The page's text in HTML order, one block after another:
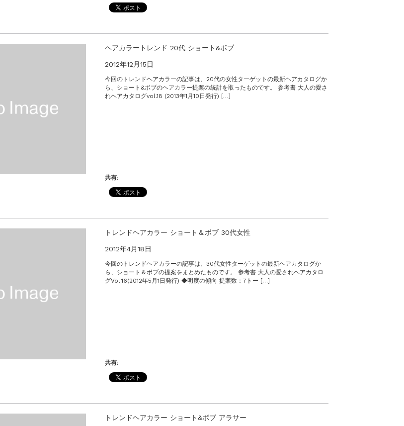
ヘアカラートレンド 20代 ショート&ボブ
2012年12月15日
今回のトレンドヘアカラーの記事は、20代の女性ターゲットの最新ヘアカタログか
ら、ショート&ボブのヘアカラー提案の統計を取ったものです。 参考書 大人の愛さ
れヘアカタログvol.18 (2013年1月10日発行) […]
共有:
トレンドヘアカラー ショート＆ボブ 30代女性
2012年4月18日
今回のトレンドヘアカラーの記事は、30代女性ターゲットの最新ヘアカタログか
ら、ショート＆ボブの提案をまとめたものです。 参考書 大人の愛されヘアカタロ
グVol.16(2012年5月1日発行) ◆明度の傾向 提案数：7トー […]
共有:
トレンドヘアカラー ショート&ボブ アラサー